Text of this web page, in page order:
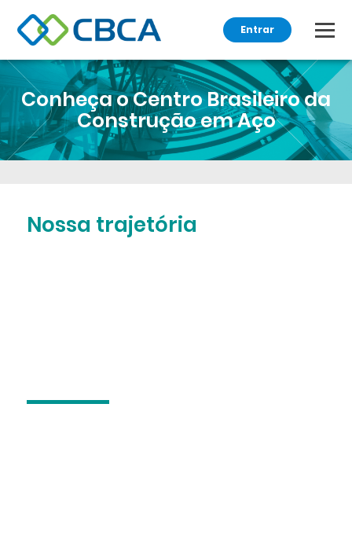
Entrar
Conheça o Centro Brasileiro da
Construção em Aço
Nossa trajetória